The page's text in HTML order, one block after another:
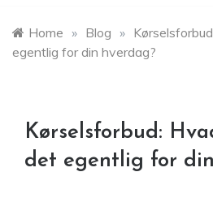
Home » Blog »
egentlig for din hverdag?
Kørselsforbud:
det egentlig for